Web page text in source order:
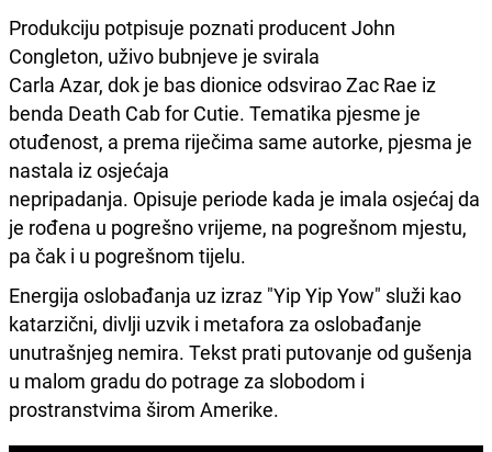
Produkciju potpisuje poznati producent John
Congleton, uživo bubnjeve je svirala
Carla Azar, dok je bas dionice odsvirao Zac Rae iz
benda Death Cab for Cutie. Tematika pjesme je
otuđenost, a prema riječima same autorke, pjesma je
nastala iz osjećaja
nepripadanja. Opisuje periode kada je imala osjećaj da
je rođena u pogrešno vrijeme, na pogrešnom mjestu,
pa čak i u pogrešnom tijelu.
Energija oslobađanja uz izraz "Yip Yip Yow" služi kao
katarzični, divlji uzvik i metafora za oslobađanje
unutrašnjeg nemira. Tekst prati putovanje od gušenja
u malom gradu do potrage za slobodom i
prostranstvima širom Amerike.